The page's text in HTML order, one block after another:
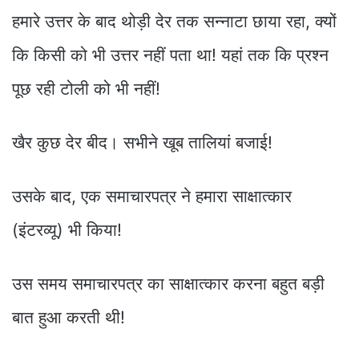
हमारे उत्तर के बाद थोड़ी देर तक सन्नाटा छाया रहा, क्यों
कि किसी को भी उत्तर नहीं पता था! यहां तक कि प्रश्न
पूछ रही टोली को भी नहीं!
खैर कुछ देर बीद। सभीने खूब तालियां बजाई!
उसके बाद, एक समाचारपत्र ने हमारा साक्षात्कार
(इंटरव्यू) भी किया!
उस समय समाचारपत्र का साक्षात्कार करना बहुत बड़ी
बात हुआ करती थी!